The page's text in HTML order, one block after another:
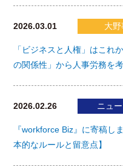
2026.03.01 大
「ビジネスと人権」はこれ
の関係性」から人事労務を
2026.02.26 ニュ
『workforce Biz』に寄稿し
本的なルールと留意点】